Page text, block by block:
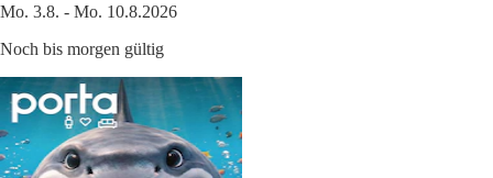
Mo. 3.8. - Mo. 10.8.2026
Noch bis morgen gültig